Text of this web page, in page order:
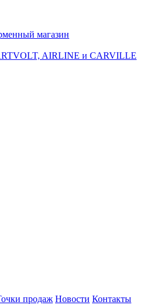
магазин
AIRLINE и CARVILLE
продаж Новости Контакты